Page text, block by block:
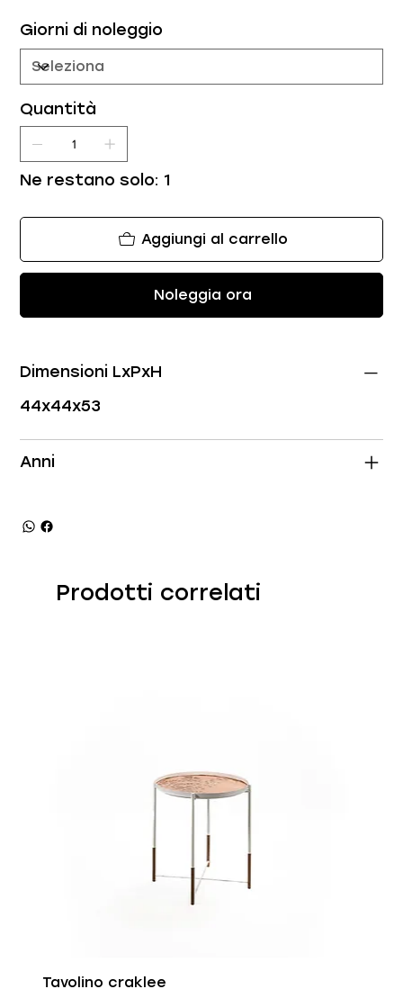
Giorni di noleggio
Quantità
Ne restano solo: 1
Aggiungi al carrello
Noleggia ora
Dimensioni LxPxH
44x44x53
Anni
Prodotti correlati
Tavolino craklee